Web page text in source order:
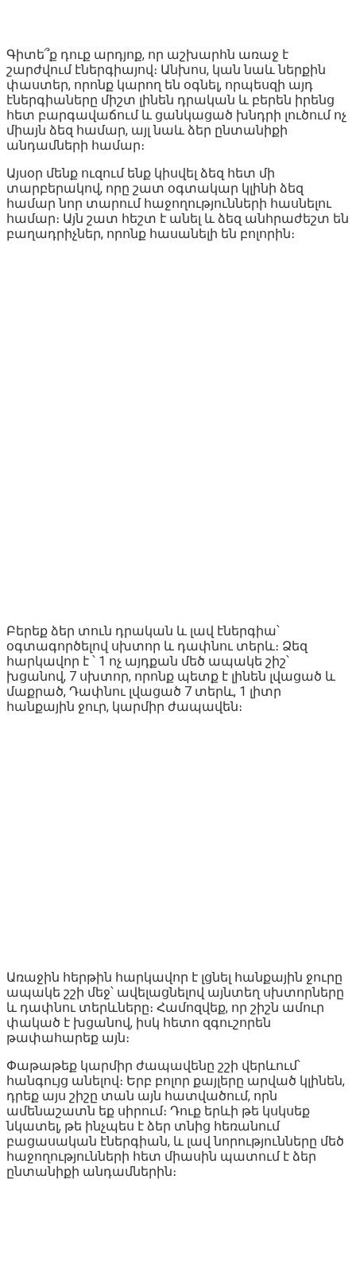
Գիտե՞ք դուք արդյոք, որ աշխարհն առաջ է
շարժվում էներգիայով։ Անխոս, կան նաև ներքին
փաստեր, որոնք կարող են օգնել, որպեսզի այդ
էներգիաները միշտ լինեն դրական և բերեն իրենց
հետ բարգավաճում և ցանկացած խնդրի լուծում ոչ
միայն ձեզ համար, այլ նաև ձեր ընտանիքի
անդամների համար։
Այսօր մենք ուզում ենք կիսվել ձեզ հետ մի
տարբերակով, որը շատ օգտակար կլինի ձեզ
համար նոր տարում հաջողությունների հասնելու
համար։ Այն շատ հեշտ է անել և ձեզ անհրաժեշտ են
բաղադրիչներ, որոնք հասանելի են բոլորին։
Բերեք ձեր տուն դրական և լավ էներգիա՝
օգտագործելով սխտոր և դափնու տերև։ Ձեզ
հարկավոր է ՝ 1 ոչ այդքան մեծ ապակե շիշ՝
խցանով, 7 սխտոր, որոնք պետք է լինեն լվացած և
մաքրած, Դափնու լվացած 7 տերև, 1 լիտր
հանքային ջուր, կարմիր ժապավեն։
Առաջին հերթին հարկավոր է լցնել հանքային ջուրը
ապակե շշի մեջ՝ ավելացնելով այնտեղ սխտորները
և դափնու տերևները։ Համոզվեք, որ շիշն ամուր
փակած է խցանով, իսկ հետո զգուշորեն
թափահարեք այն։
Փաթաթեք կարմիր ժապավենը շշի վերևում՝
հանգույց անելով։ Երբ բոլոր քայլերը արված կլինեն,
դրեք այս շիշը տան այն հատվածում, որն
ամենաշատն եք սիրում։ Դուք երևի թե կսկսեք
նկատել, թե ինչպես է ձեր տնից հեռանում
բացասական էներգիան, և լավ նորությունները մեծ
հաջողությունների հետ միասին պատում է ձեր
ընտանիքի անդամներին։